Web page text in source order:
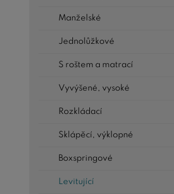
Manželské
Jednolůžkové
S roštem a matrací
Vyvýšené, vysoké
Rozkládací
Sklápěcí, výklopné
Boxspringové
Levitující